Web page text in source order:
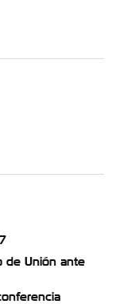
de Unión ante